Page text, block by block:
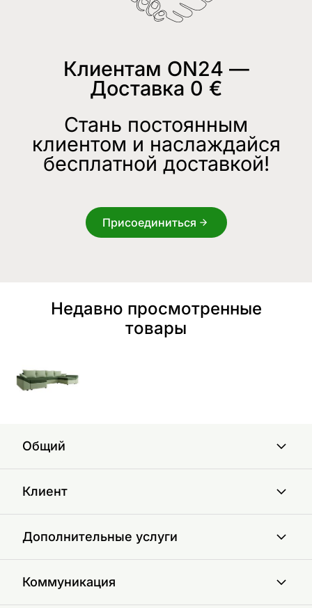
Клиентам ON24 —
Доставка 0 €
Стань постоянным
клиентом и наслаждайся
бесплатной доставкой!
Присоединиться
Недавно просмотренные
товары
Общий
Клиент
Дополнительные услуги
Коммуникация